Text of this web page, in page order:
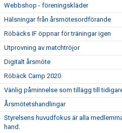
Webbshop - föreningskläder
Hälsningar från årsmötesordförande
Röbäcks IF öppnar för träningar igen
Utprovning av matchtröjor
Digitalt årsmöte
Röbäck Camp 2020
Vänlig påminnelse som tillägg till
Årsmötetshandlingar
Styrelsens huvudfokus är alla
hand.